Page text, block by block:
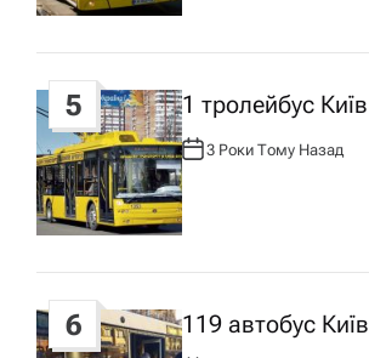
:
5 1 тролейбус Київ
А
В
Т
О
Р
:
3 Роки Тому Назад
6 119 автобус Київ